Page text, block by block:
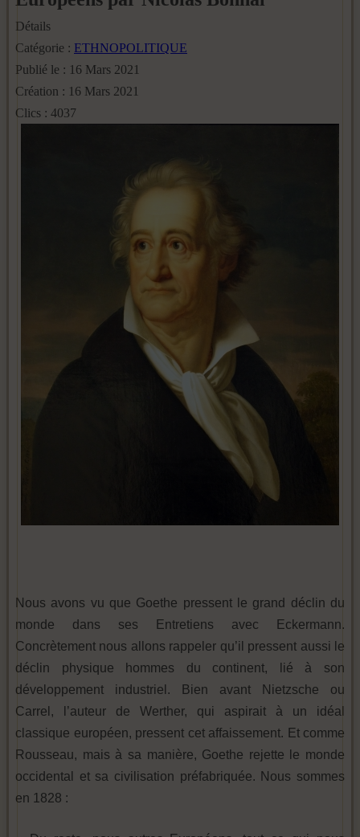
Détails
Catégorie : ETHNOPOLITIQUE
Publié le : 16 Mars 2021
Création : 16 Mars 2021
Clics : 4037
Nous avons vu que Goethe pressent le grand déclin du
monde dans ses Entretiens avec Eckermann.
Concrètement nous allons rappeler qu’il pressent aussi le
déclin physique hommes du continent, lié à son
développement industriel. Bien avant Nietzsche ou
Carrel, l’auteur de Werther, qui aspirait à un idéal
classique européen, pressent cet affaissement. Et comme
Rousseau, mais à sa manière, Goethe rejette le monde
occidental et sa civilisation préfabriquée. Nous sommes
en 1828 :